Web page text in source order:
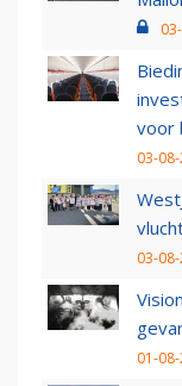
voor
03-
03-
01-